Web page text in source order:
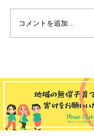
ゆうゆう和田
コメントを追加…